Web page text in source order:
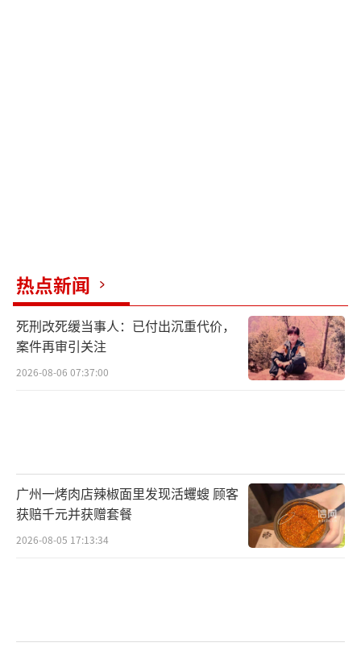
热点新闻
死刑改死缓当事人：已付出沉重代价，
案件再审引关注
2026-08-06 07:37:00
广州一烤肉店辣椒面里发现活蠼螋 顾客
获赔千元并获赠套餐
2026-08-05 17:13:34